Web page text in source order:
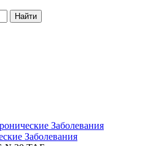
Найти
Заболевания
Заболевания